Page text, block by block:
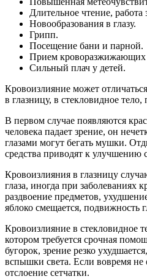
Длительное чтение,
Новообразования в глазу.
Грипп.
Посещение бани и парной.
Прием кроворазжижающих
Сильный плач у детей.
Кровоизлияние может
в глазницу, в стекловидное
В первом случае появляются
человека падает зрение, он
глазами могут бегать мушки.
средства приводят к улучшению
Кровоизлияния в глазницу
глаза, иногда при заболеваниях
раздвоение предметов,
яблоко смещается, подвижность
Кровоизлияние в стекловидное
котором требуется срочная
бугорок, зрение резко
вспышки света. Если вовремя не
отслоение сетчатки.